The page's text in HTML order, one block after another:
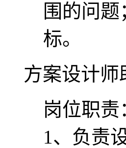
围的问
标。
方案设计师
岗位职责
1、负责